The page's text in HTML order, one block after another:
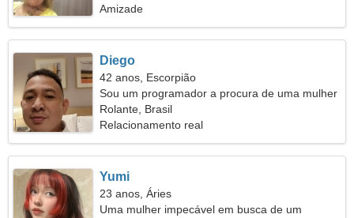
Amizade
Diego
42 anos, Escorpião
Sou um programador a procura de uma mulher
sonhadora
Rolante, Brasil
Relacionamento real
Yumi
23 anos, Áries
Uma mulher impecável em busca de um